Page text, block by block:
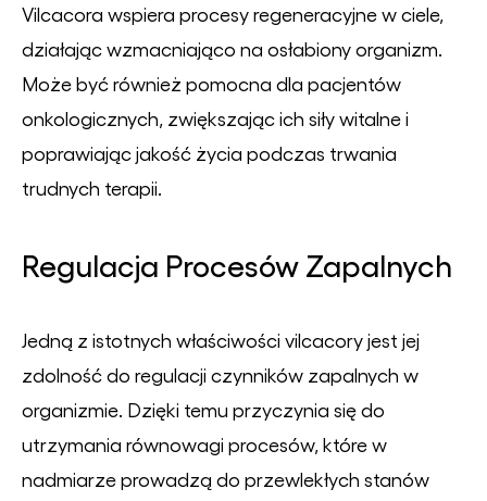
Vilcacora wspiera procesy regeneracyjne w ciele,
działając wzmacniająco na osłabiony organizm.
Może być również pomocna dla pacjentów
onkologicznych, zwiększając ich siły witalne i
poprawiając jakość życia podczas trwania
trudnych terapii.
Regulacja Procesów Zapalnych
Jedną z istotnych właściwości vilcacory jest jej
zdolność do regulacji czynników zapalnych w
organizmie. Dzięki temu przyczynia się do
utrzymania równowagi procesów, które w
nadmiarze prowadzą do przewlekłych stanów